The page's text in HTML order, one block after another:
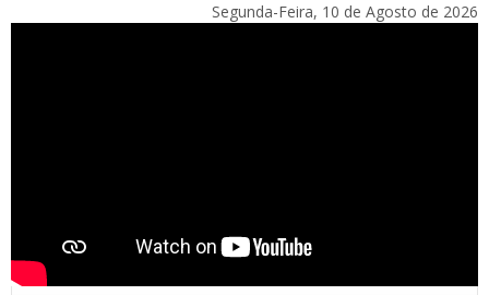
Segunda-Feira, 10 de Agosto de 2026